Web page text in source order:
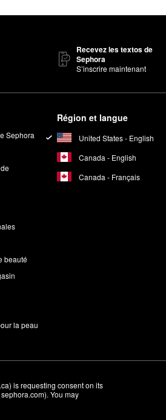
Recevez les textos de
Sephora
S’inscrire maintenant
Sephora
beauté
la peau
Région et langue
United States - English
Canada - English
Canada - Français
is requesting consent on its
You may